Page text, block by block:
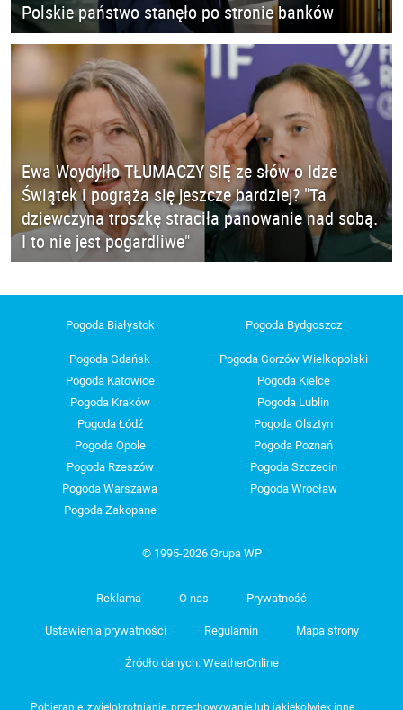
Polskie państwo stanęło po stronie banków
Ewa Woydyłło TŁUMACZY SIĘ ze słów o Idze
Świątek i pogrąża się jeszcze bardziej? "Ta
dziewczyna troszkę straciła panowanie nad sobą.
I to nie jest pogardliwe"
Pogoda Białystok Pogoda Bydgoszcz
Pogoda Gdańsk
Pogoda Gorzów Wielkopolski
Pogoda Katowice
Pogoda Kielce
Pogoda Kraków
Pogoda Lublin
Pogoda Łódź
Pogoda Olsztyn
Pogoda Opole
Pogoda Poznań
Pogoda Rzeszów
Pogoda Szczecin
Pogoda Warszawa
Pogoda Wrocław
Pogoda Zakopane
© 1995-2026 Grupa WP
Reklama O nas Prywatność
Ustawienia prywatności Regulamin Mapa strony
Źródło danych: WeatherOnline
Pobieranie, zwielokrotnianie, przechowywanie lub jakiekolwiek inne